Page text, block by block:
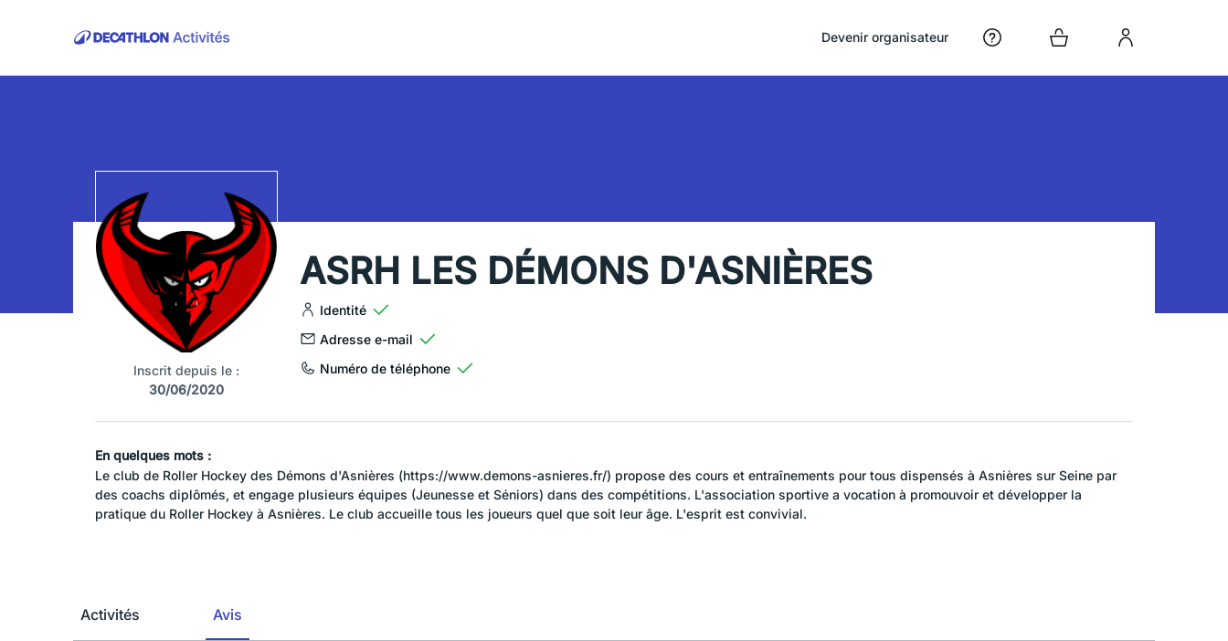
Devenir organisateur
Inscrit depuis le :
30/06/2020
ASRH LES DÉMONS D'ASNIÈRES
Identité
Adresse e-mail
Numéro de téléphone
En quelques mots :
Le club de Roller Hockey des Démons d'Asnières (https://www.demons-asnieres.fr/) propose des cours et entraînements pour tous dispensés à Asnières sur Seine par
des coachs diplômés, et engage plusieurs équipes (Jeunesse et Séniors) dans des compétitions. L'association sportive a vocation à promouvoir et développer la
pratique du Roller Hockey à Asnières. Le club accueille tous les joueurs quel que soit leur âge. L'esprit est convivial.
Activités Avis